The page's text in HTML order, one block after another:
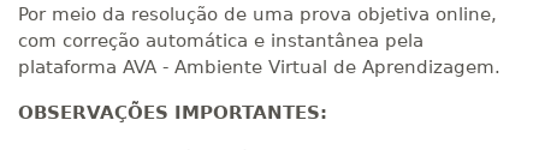
360 H 45dias 120 dias
R$ 1.784,48
Matricular
Por meio da resolução de uma prova objetiva online,
com correção automática e instantânea pela
plataforma AVA - Ambiente Virtual de Aprendizagem.
OBSERVAÇÕES IMPORTANTES: